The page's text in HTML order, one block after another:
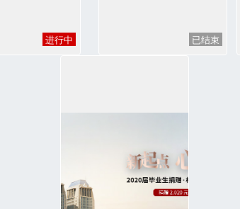
进行中 已结束